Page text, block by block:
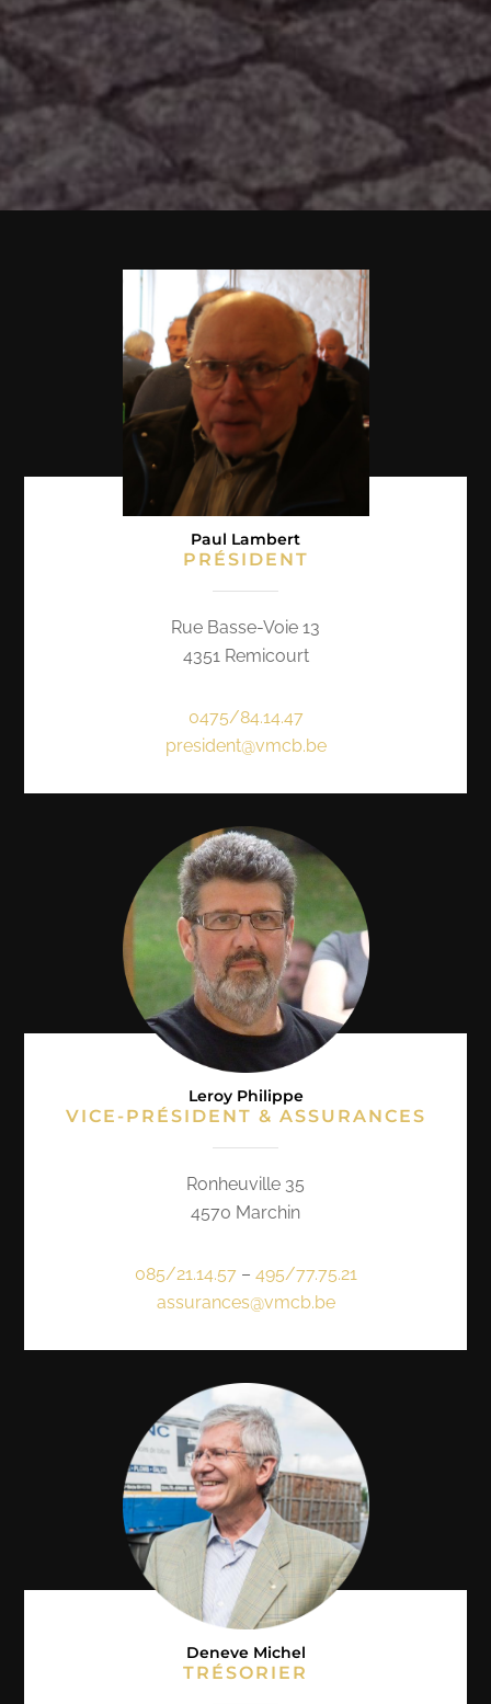
Paul Lambert
PRÉSIDENT
Rue Basse-Voie 13
4351 Remicourt
0475/84.14.47
president@vmcb.be
Leroy Philippe
VICE-PRÉSIDENT & ASSURANCES
Ronheuville 35
4570 Marchin
085/21.14.57– 495/77.75.21
assurances@vmcb.be
Deneve Michel
TRÉSORIER